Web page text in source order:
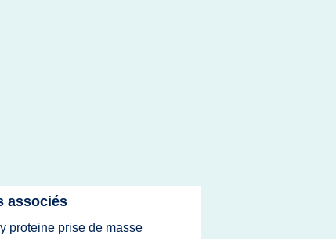
associés
proteine prise de masse